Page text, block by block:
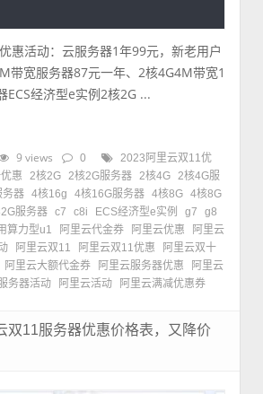
惠活动：云服务器1年99元，新老用户
带宽服务器87元一年、2核4G4M带宽1
ECS经济型e实例2核2G ...
9 views 0
2023阿里云双11优
惠 2核2G 2核2G服务器 2核4G
2核4G服
务器 4核16g 4核16G服务器 4核8G 4核8G
服务器 c7 c8i ECS经济型e实例 g7
g8
算力型u1 阿里云代金券 阿里云优惠
阿里云
阿里云双11 阿里云双11优惠
阿里云双十
阿里云大额代金券 阿里云服务器优惠
阿里云
务器活动 阿里云活动 阿里云满减优惠券
双11服务器优惠价格表，又降价